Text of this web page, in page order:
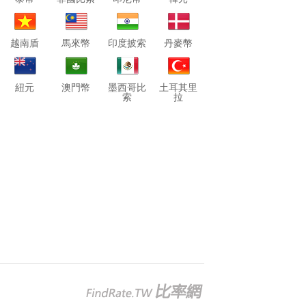
越南盾 馬來幣 印度披索 丹麥幣
紐元 澳門幣
墨西哥比
索
土耳其里
拉